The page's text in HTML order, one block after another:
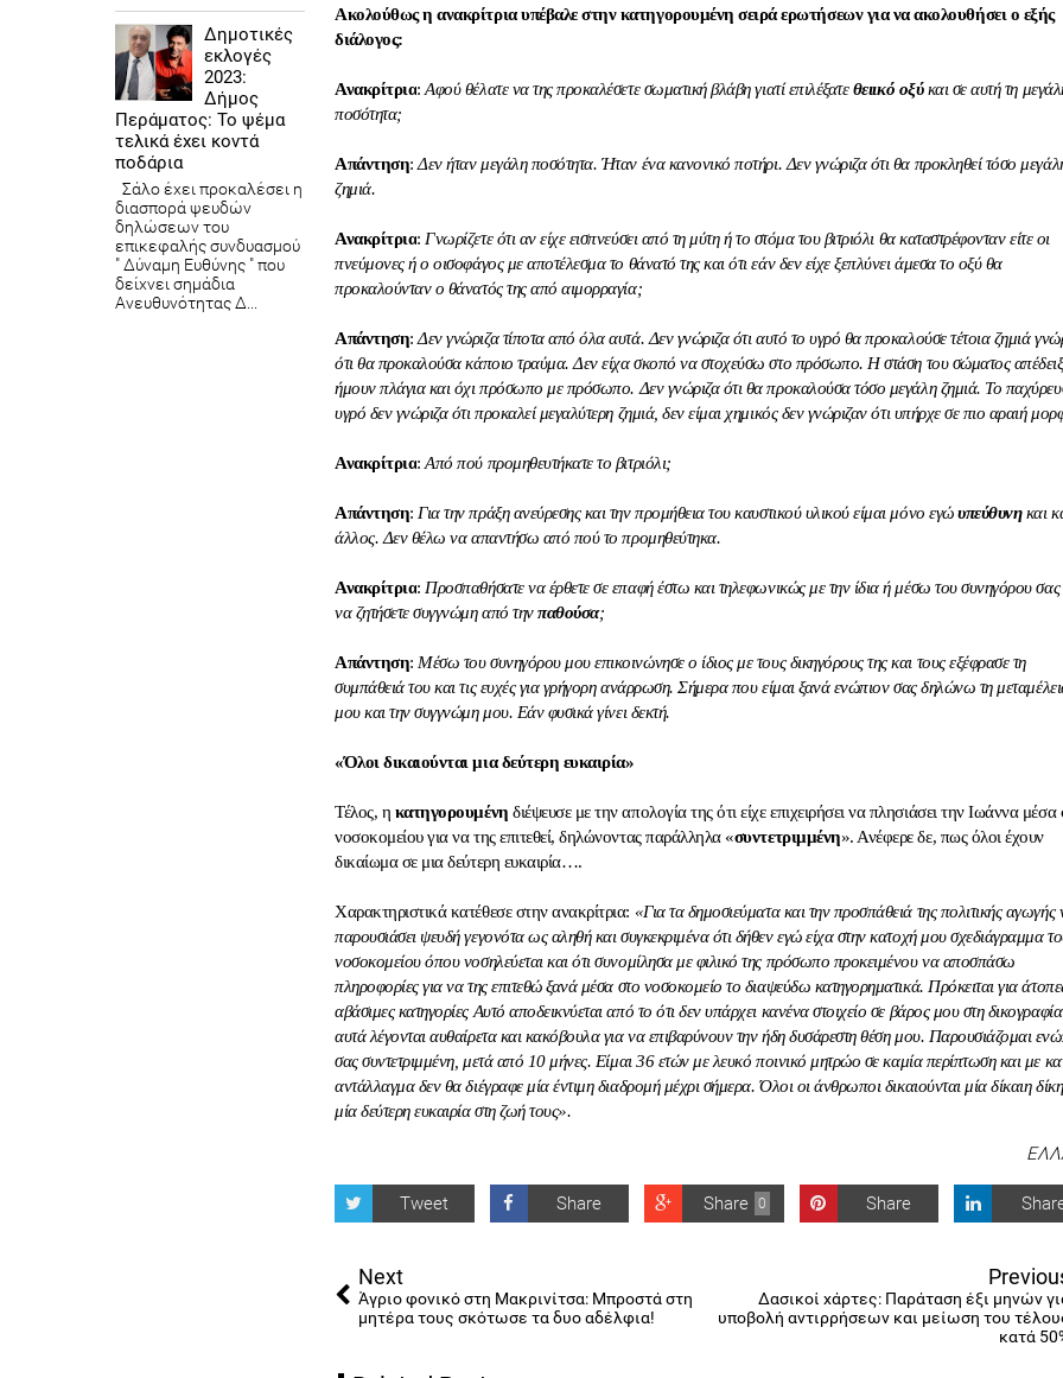
Ακολούθως η ανακρίτρια υπέβαλε στην κατηγορουμένη σειρά ερωτήσεων για να ακολουθήσει ο εξής
διάλογος:
Ανακρίτρια:Αφού θέλατε να της προκαλέσετε σωματική βλάβη γιατί επιλέξατεθειικό οξύκαι σε αυτή τη
ποσότητα;
Απάντηση:Δεν ήταν μεγάλη ποσότητα. Ήταν ένα κανονικό ποτήρι. Δεν γνώριζα ότι θα προκληθεί τόσο
ζημιά.
Ανακρίτρια: Γνωρίζετε ότι αν είχε εισπνεύσει από τη μύτη ή το στόμα του βιτριόλι θα καταστρέφονταν είτε οι
πνεύμονες ή ο οισοφάγος με αποτέλεσμα το θάνατό της και ότι εάν δεν είχε ξεπλύνει άμεσα το οξύ θα
προκαλούνταν ο θάνατός της από αιμορραγία;
Απάντηση:Δεν γνώριζα τίποτα από όλα αυτά. Δεν γνώριζα ότι αυτό το υγρό θα προκαλούσε τέτοια ζημιά
ότι θα προκαλούσα κάποιο τραύμα. Δεν είχα σκοπό να στοχεύσω στο πρόσωπο. Η στάση του σώματος
ήμουν πλάγια και όχι πρόσωπο με πρόσωπο. Δεν γνώριζα ότι θα προκαλούσα τόσο μεγάλη ζημιά. Το
υγρό δεν γνώριζα ότι προκαλεί μεγαλύτερη ζημιά, δεν είμαι χημικός δεν γνώριζαν ότι υπήρχε σε πιο αραιή
Ανακρίτρια:Από πού προμηθευτήκατε το βιτριόλι;
Απάντηση: Για την πράξη ανεύρεσης και την προμήθεια του καυστικού υλικού είμαι μόνο εγώυπεύθυνηκαι
άλλος. Δεν θέλω να απαντήσω από πού το προμηθεύτηκα.
Ανακρίτρια: Προσπαθήσατε να έρθετε σε επαφή έστω και τηλεφωνικώς με την ίδια ή μέσω του συνηγόρου σας
να ζητήσετε συγγνώμη από τηνπαθούσα;
Απάντηση: Μέσω του συνηγόρου μου επικοινώνησε ο ίδιος με τους δικηγόρους της και τους εξέφρασε τη
συμπάθειά του και τις ευχές για γρήγορη ανάρρωση. Σήμερα που είμαι ξανά ενώπιον σας δηλώνω τη
μου και την συγγνώμη μου. Εάν φυσικά γίνει δεκτή.
«Όλοι δικαιούνται μια δεύτερη ευκαιρία»
Τέλος, η κατηγορουμένη διέψευσε με την απολογία της ότι είχε επιχειρήσει να πλησιάσει την Ιωάννα μέσα
νοσοκομείου για να της επιτεθεί, δηλώνοντας παράλληλα «συντετριμμένη». Ανέφερε δε, πως όλοι έχουν
δικαίωμα σε μια δεύτερη ευκαιρία….
Χαρακτηριστικά κατέθεσε στην ανακρίτρια: «Για τα δημοσιεύματα και την προσπάθειά της πολιτικής αγωγής
παρουσιάσει ψευδή γεγονότα ως αληθή και συγκεκριμένα ότι δήθεν εγώ είχα στην κατοχή μου σχεδιάγραμμα
νοσοκομείου όπου νοσηλεύεται και ότι συνομίλησα με φιλικό της πρόσωπο προκειμένου να αποσπάσω
πληροφορίες για να της επιτεθώ ξανά μέσα στο νοσοκομείο το διαψεύδω κατηγορηματικά. Πρόκειται για
αβάσιμες κατηγορίες Αυτό αποδεικνύεται από το ότι δεν υπάρχει κανένα στοιχείο σε βάρος μου στη
αυτά λέγονται αυθαίρετα και κακόβουλα για να επιβαρύνουν την ήδη δυσάρεστη θέση μου. Παρουσιάζομαι
σας συντετριμμένη, μετά από 10 μήνες. Είμαι 36 ετών με λευκό ποινικό μητρώο σε καμία περίπτωση και με
αντάλλαγμα δεν θα διέγραφε μία έντιμη διαδρομή μέχρι σήμερα. Όλοι οι άνθρωποι δικαιούνται μία δίκαιη
μία δεύτερη ευκαιρία στη ζωή τους».
Tweet Share 0
Share Share
Next
Άγριο φονικό στη Μακρινίτσα: Μπροστά στη
μητέρα τους σκότωσε τα δυο αδέλφια!
Δασικοί χάρτες: Παράταση έξι μηνών
υποβολή αντιρρήσεων και μείωση του
κατά
Δημοτικές
εκλογές
2023:
Δήμος
Περάματος: Το ψέμα
τελικά έχει κοντά
ποδάρια
Σάλο έχει προκαλέσει η
διασπορά ψευδών
δηλώσεων του
επικεφαλής συνδυασμού
" Δύναμη Ευθύνης " που
δείχνει σημάδια
Ανευθυνότητας Δ...